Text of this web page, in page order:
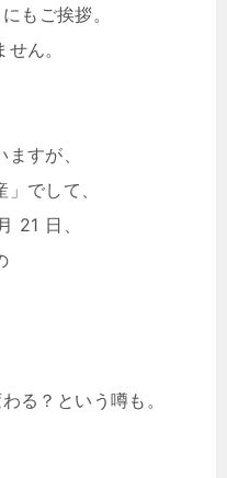
もご挨拶。
ん。
すが、
でして、
21 日、
る？という噂も。